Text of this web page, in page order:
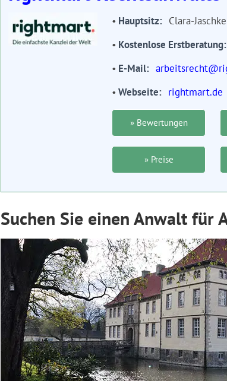
Hauptsitz
Clara-
Kostenlose Erstberatung
E-Mail
Webseite
rightmart.de
» Bewertungen
» Preise
Suchen Sie einen Anwalt für